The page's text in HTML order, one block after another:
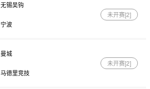
无锡吴钩
宁波
未开赛[2]
曼城
马德里竞技
未开赛[2]